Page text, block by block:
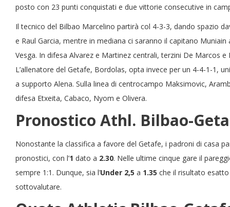
posto con 23 punti conquistati e due vittorie consecutive in
Il tecnico del Bilbao Marcelino partirà col 4-3-3, dando spazio
e Raul Garcia, mentre in mediana ci saranno il capitano
Vesga. In difesa Alvarez e Martinez centrali, terzini De Marcos
L’allenatore del Getafe, Bordolas, opta invece per un 4-4-1-1,
a supporto Alena. Sulla linea di centrocampo Maksimovic,
difesa Etxeita, Cabaco, Nyom e Olivera.
Pronostico Athl. Bilbao-
Nonostante la classifica a favore del Getafe, i padroni di casa
pronostici, con l’1 dato a 2.30. Nelle ultime cinque gare il
sempre 1:1. Dunque, sia l’Under 2,5 a 1.35 che il risultato
sottovalutare.